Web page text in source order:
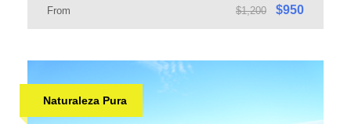
From $1,200 $950
Naturaleza Pura